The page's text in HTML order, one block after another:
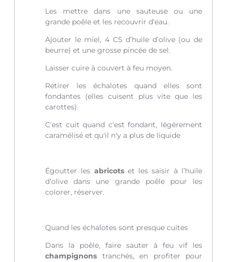
Les mettre dans une sauteuse ou une
grande poêle et les recouvrir d’eau.
Ajouter le miel, 4 CS d’huile d’olive (ou de
beurre) et une grosse pincée de sel.
Laisser cuire à couvert à feu moyen.
Retirer les échalotes quand elles sont
fondantes (elles cuisent plus vite que les
carottes).
C'est cuit quand c'est fondant, légèrement
caramélisé et qu'il n'y a plus de liquide
Égoutter les abricotset les saisir à l’huile
d’olive dans une grande poêle pour les
colorer, réserver.
Quand les échalotes sont presque cuites
Dans la poêle, faire sauter à feu vif les
champignons tranchés, en profiter pour